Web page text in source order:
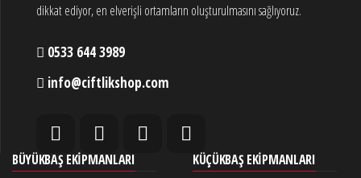
dikkat ediyor, en elverişli ortamların oluşturulmasını sağlıyoruz.
0533 644 3989
info@ciftlikshop.com
BÜYÜKBAŞ EKIPMANLARI
KÜÇÜKBAŞ EKIPMANLARI